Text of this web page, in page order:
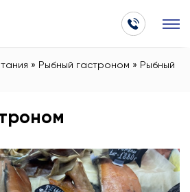
» Рыбный гастроном » Рыбный